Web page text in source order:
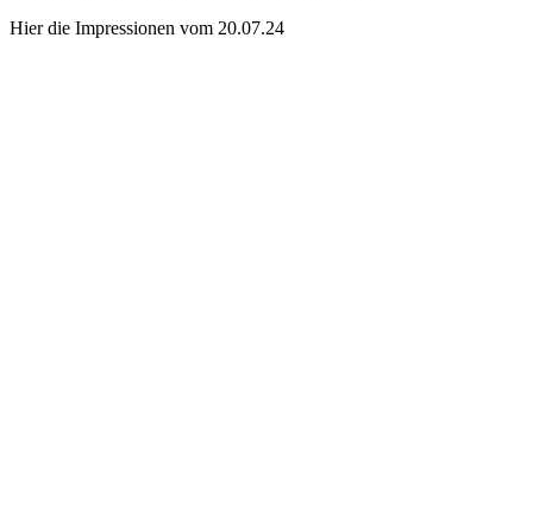
Hier die Impressionen vom 20.07.24